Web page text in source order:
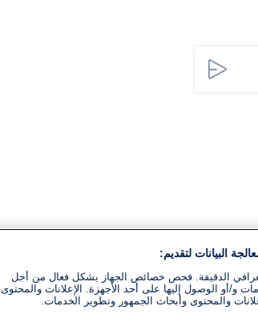
البيانات لتقديم:
الدقيقة. فحص خصائص الجهاز بشكل فعال من أجل
و/أو الوصول إليها على أحد الأجهزة. الإعلانات والمحتوى
والمحتوى وأبحاث الجمهور وتطوير الخدمات.